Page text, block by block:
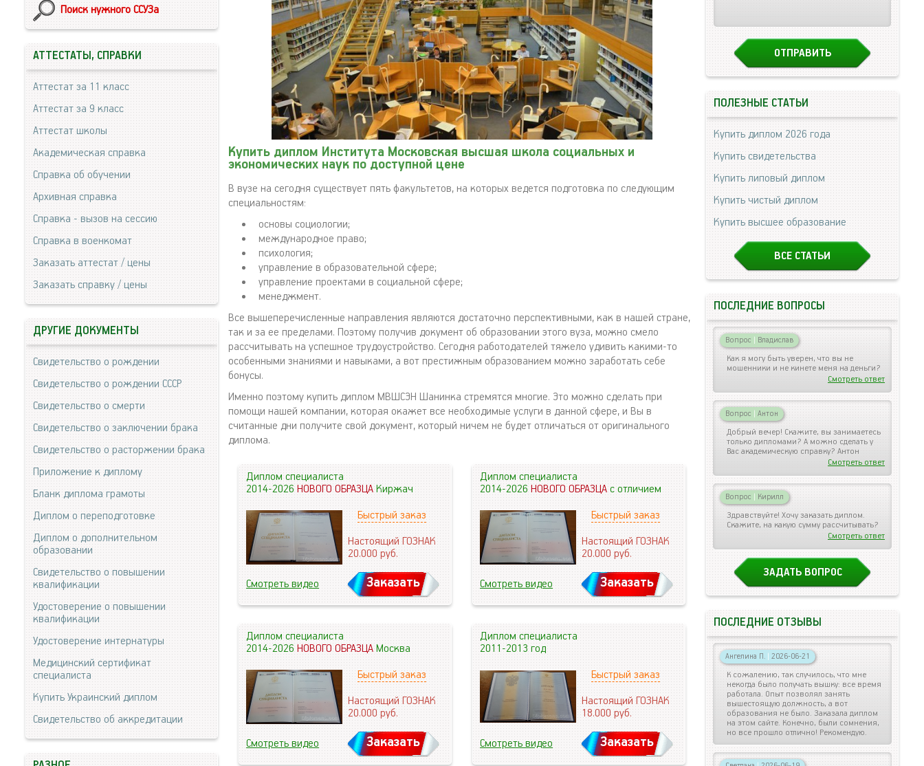
Купить диплом Института Московская высшая школа социальных и
экономических наук по доступной цене
В вузе на сегодня существует пять факультетов, на которых ведется подготовка по следующим
специальностям:
основы социологии;
международное право;
психология;
управление в образовательной сфере;
управление проектами в социальной сфере;
менеджмент.
Все вышеперечисленные направления являются достаточно перспективными, как в нашей стране,
так и за ее пределами. Поэтому получив документ об образовании этого вуза, можно смело
рассчитывать на успешное трудоустройство. Сегодня работодателей тяжело удивить какими-то
особенными знаниями и навыками, а вот престижным образованием можно заработать себе
бонусы.
Именно поэтому купить диплом МВШСЭН Шанинка стремятся многие. Это можно сделать при
помощи нашей компании, которая окажет все необходимые услуги в данной сфере, и Вы в
считанные дни получите свой документ, который ничем не будет отличаться от оригинального
диплома.
Диплом специалиста
2014-2026НОВОГО ОБРАЗЦАКиржач
Быстрый заказ
Настоящий ГОЗНАК
20.000руб.
Смотреть видео Заказать
Диплом специалиста
2014-2026НОВОГО ОБРАЗЦАс отличием
Быстрый заказ
Настоящий ГОЗНАК
20.000руб.
Смотреть видео Заказать
Диплом специалиста
2014-2026НОВОГО ОБРАЗЦАМосква
Быстрый заказ
Настоящий ГОЗНАК
20.000руб.
Смотреть видео Заказать
Диплом специалиста
2011-2013 год
Быстрый заказ
Настоящий ГОЗНАК
18.000руб.
Смотреть видео Заказать
Поиск нужного ССУЗа
АТТЕСТАТЫ, СПРАВКИ
Аттестат за 11 класс
Аттестат за 9 класс
Аттестат школы
Академическая справка
Справка об обучении
Архивная справка
Справка - вызов на сессию
Справка в военкомат
Заказать аттестат / цены
Заказать справку / цены
ДРУГИЕ ДОКУМЕНТЫ
Свидетельство о рождении
Свидетельство о рождении СССР
Свидетельство о смерти
Свидетельство о заключении брака
Свидетельство о расторжении брака
Приложение к диплому
Бланк диплома грамоты
Диплом о переподготовке
Диплом о дополнительном
образовании
Свидетельство о повышении
квалификации
Удостоверение о повышении
квалификации
Удостоверение интернатуры
Медицинский сертификат
специалиста
Купить Украинский диплом
Свидетельство об аккредитации
ПОЛЕЗНЫЕ СТАТЬИ
Купить диплом 2026 года
Купить свидетельства
Купить липовый диплом
Купить чистый диплом
Купить высшее образование
ВСЕ СТАТЬИ
ПОСЛЕДНИЕ ВОПРОСЫ
Вопрос | Владислав
Как я могу быть уверен, что вы не
мошенники и не кинете меня на деньги?
Смотреть ответ
Вопрос | Антон
Добрый вечер! Скажите, вы занимаетесь
только дипломами? А можно сделать у
Вас академическую справку? Антон
Смотреть ответ
Вопрос | Кирилл
Здравствуйте! Хочу заказать диплом.
Скажите, на какую сумму рассчитывать?
Смотреть ответ
ЗАДАТЬ ВОПРОС
ПОСЛЕДНИЕ ОТЗЫВЫ
Ангелина П. | 2026-06-21
К сожалению, так случилось, что мне
некогда было получать вышку: все время
работала. Опыт позволял занять
вышестоящую должность, а вот
образования не было. Заказала диплом
на этом сайте. Конечно, были сомнения,
но все прошло отлично! Рекомендую.